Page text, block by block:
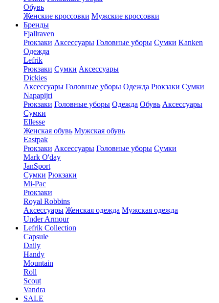
Обувь
Женские кроссовки Мужские кроссовки
Бренды
Fjallraven
Рюкзаки Аксессуары Головные уборы Сумки Kanken
Одежда
Lefrik
Рюкзаки Сумки Аксессуары
Dickies
Аксессуары Головные уборы Одежда Рюкзаки Сумки
Napapijri
Рюкзаки Головные уборы Одежда Обувь Аксессуары
Сумки
Ellesse
Женская обувь Мужская обувь
Eastpak
Рюкзаки Аксессуары Головные уборы Сумки
Mark O'day
JanSport
Сумки Рюкзаки
Mi-Pac
Рюкзаки
Royal Robbins
Аксессуары Женская одежда Мужская одежда
Under Armour
Lefrik Collection
Capsule
Daily
Handy
Mountain
Roll
Scout
Vandra
SALE